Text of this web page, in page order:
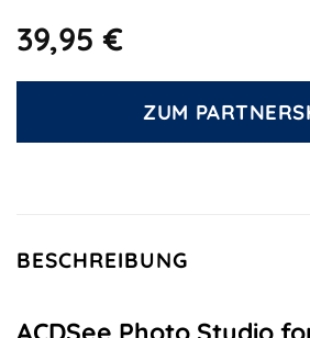
39,95€
ZUM
BESCHREIBUNG
ACDSee Photo Studio